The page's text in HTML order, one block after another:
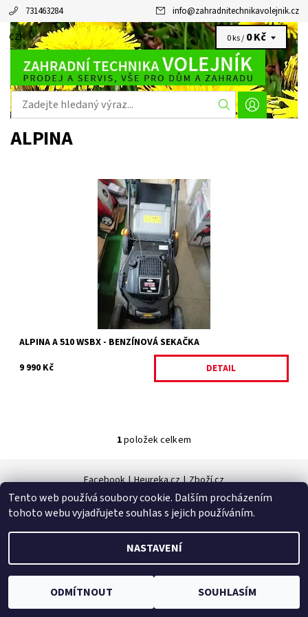
731463284 info@zahradnitechnikavolejnik.cz
CZK 0 ks / 0 Kč
ALPINA
A 510 WSBX Benzinová s pojezdem 4 v 1 na 2000 m powered by
Vyprodáno
11757
ALPINA
2 roky
ALPINA A 510 WSBX - BENZÍNOVÁ SEKAČKA
9 990 Kč
DETAIL
1položek celkem
Facebook | Heureka.cz | Zboží.cz
2026 © Zahradní technika VOLEJNÍK, všechna práva vyhrazena
Vytvořil Shoptet
Tento web používá soubory cookie. Dalším procházením
tohoto webu vyjadřujete souhlas s jejich používáním.
NASTAVENÍ
ODMÍTNOUT SOUHLASÍM